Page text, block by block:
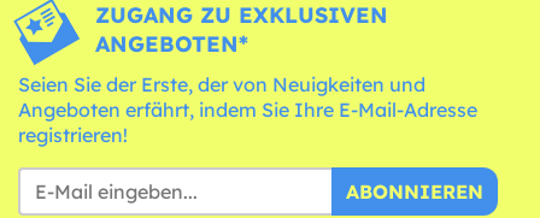
ZUGANG ZU EXKLUSIVEN
ANGEBOTEN*
Seien Sie der Erste, der von Neuigkeiten und
Angeboten erfährt, indem Sie Ihre E-Mail-Adresse
registrieren!
ABONNIEREN